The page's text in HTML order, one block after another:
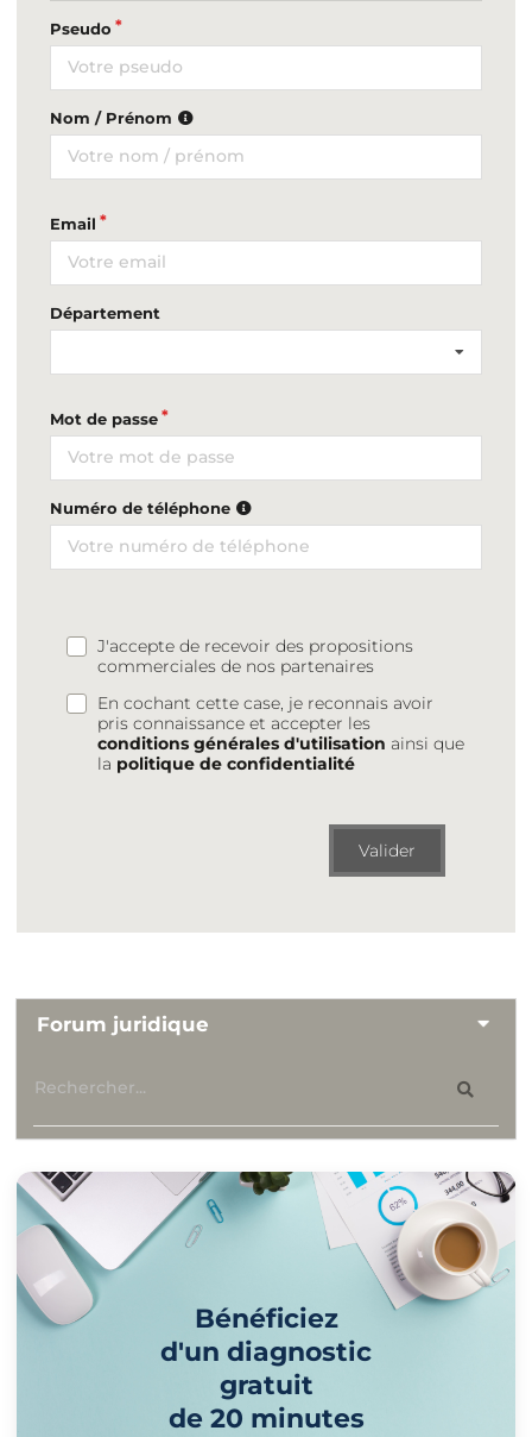
Pseudo
Nom / Prénom
Email
Département
Mot de passe
Numéro de téléphone
J'accepte de recevoir des propositions
commerciales de nos partenaires
En cochant cette case, je reconnais avoir
pris connaissance et accepter les
conditions générales d'utilisation ainsi que
la politique de confidentialité
Valider
Forum juridique
Bénéficiez
d'un diagnostic
gratuit
de 20 minutes